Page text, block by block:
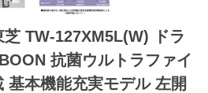
芝 TW-127XM5L(W) ドラ
抗菌ウルトラファイ
基本機能充実モデル 左開